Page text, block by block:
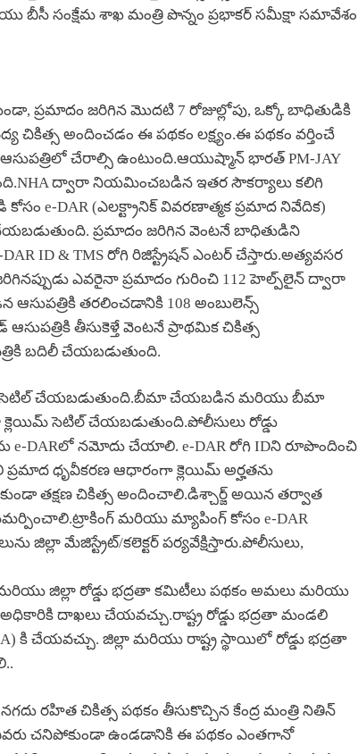
సంక్షేమ శాఖ మంత్రి పొన్నం ప్రభాకర్ సమీక్షా సమావేశం
ప్రమాదం జరిగిన మొదటి 7 రోజుల్లోపు, ఒక్కో బాధితుడికి
చికిత్స అందించడం ఈ పథకం లక్ష్యం.ఈ పథకం వర్తించే
ఆసుపత్రిలో చేరాల్సి ఉంటుంది.ఆయుష్మాన్ భారత్ PM-JAY
ద్వారా నియమించబడిన ఇతర సౌకర్యాలు కలిగి
e-DAR (ఎలక్ట్రానిక్ వివరణాత్మక ప్రమాద నివేదిక)
ప్రమాదం జరిగిన వెంటనే బాధితుడిని
ID & TMS రోగి రిజిస్ట్రేషన్ ఎంటర్ చేస్తారు.అత్యవసర
ఎవరైనా ప్రమాదం గురించి 112 హెల్ప్‌లైన్ ద్వారా
తరలించడానికి 108 అంబులెన్స్
తీసుకెళ్తే వెంటనే ప్రాథమిక చికిత్స
బదిలీ చేయబడుతుంది.
సెటిల్ చేయబడుతుంది.బీమా చేయబడిన మరియు బీమా
సెటిల్ చేయబడుతుంది.పోలీసులు రోడ్డు
e-DARలో నమోదు చేయాలి. e-DAR రోగి IDని రూపొందించి
ప్రమాద ధృవీకరణ ఆధారంగా క్లెయిమ్ అర్హతను
తక్షణ చికిత్స అందించాలి.డిశ్చార్జ్ అయిన తర్వాత
మరియు మ్యాపింగ్ కోసం e-DAR
మేజిస్ట్రేట్/కలెక్టర్ పర్యవేక్షిస్తారు.పోలీసులు,
జిల్లా రోడ్డు భద్రతా కమిటీలు పథకం అమలు మరియు
దాఖలు చేయవచ్చు.రాష్ట్ర రోడ్డు భద్రతా మండలి
కి చేయవచ్చు. జిల్లా మరియు రాష్ట్ర స్థాయిలో రోడ్డు భద్రతా
రహిత చికిత్స పథకం తీసుకొచ్చిన కేంద్ర మంత్రి నితిన్
చనిపోకుండా ఉండడానికి ఈ పథకం ఎంతగానో